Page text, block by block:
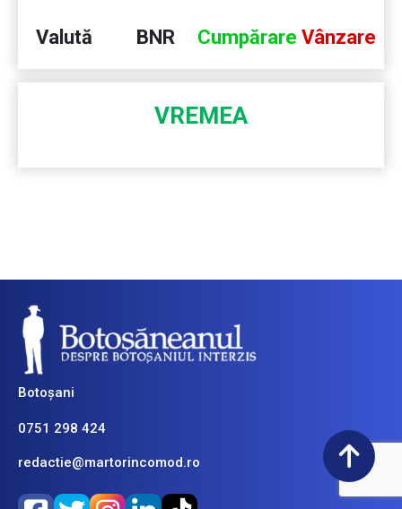
Valută BNR Cumpărare Vânzare
VREMEA
Botoșani
0751 298 424
redactie@martorincomod.ro